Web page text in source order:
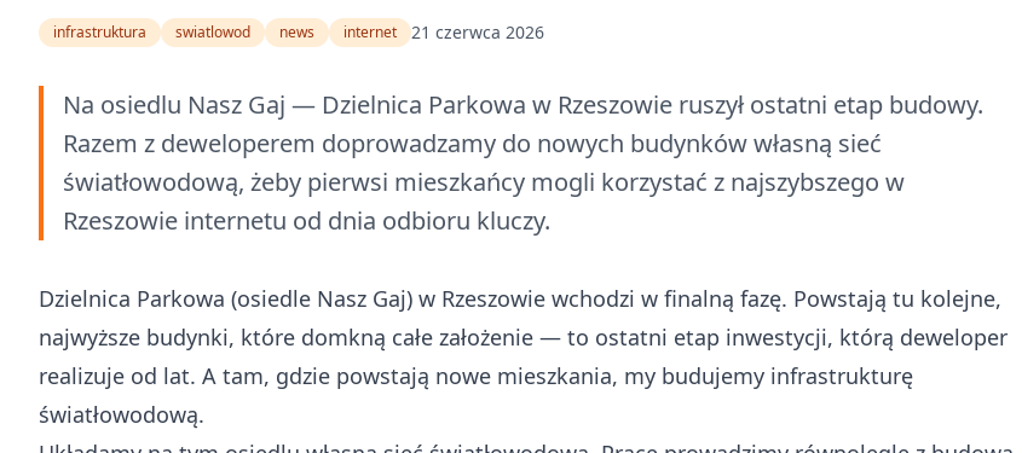
infrastruktura swiatlowod news internet 21 czerwca 2026
Na osiedlu Nasz Gaj — Dzielnica Parkowa w Rzeszowie ruszył ostatni etap budowy.
Razem z deweloperem doprowadzamy do nowych budynków własną sieć
światłowodową, żeby pierwsi mieszkańcy mogli korzystać z najszybszego w
Rzeszowie internetu od dnia odbioru kluczy.
Dzielnica Parkowa (osiedle Nasz Gaj) w Rzeszowie wchodzi w finalną fazę. Powstają tu kolejne,
najwyższe budynki, które domkną całe założenie — to ostatni etap inwestycji, którą deweloper
realizuje od lat. A tam, gdzie powstają nowe mieszkania, my budujemy infrastrukturę
światłowodową.